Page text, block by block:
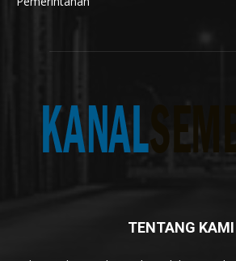
TENTANG KAMI